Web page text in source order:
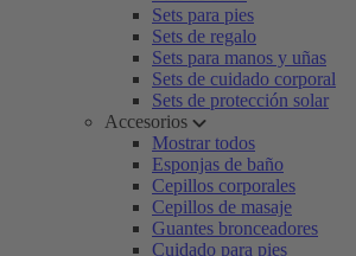
Sets para pies
Sets de regalo
Sets para manos y uñas
Sets de cuidado corporal
Sets de protección solar
Accesorios
Mostrar todos
Esponjas de baño
Cepillos corporales
Cepillos de masaje
Guantes bronceadores
Cuidado para pies